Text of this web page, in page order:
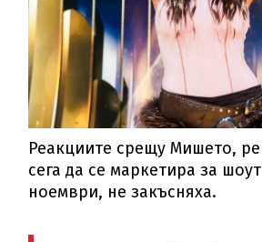
Реакциите срещу Мишето,
сега да се маркетира за
ноември, не закъсняха.